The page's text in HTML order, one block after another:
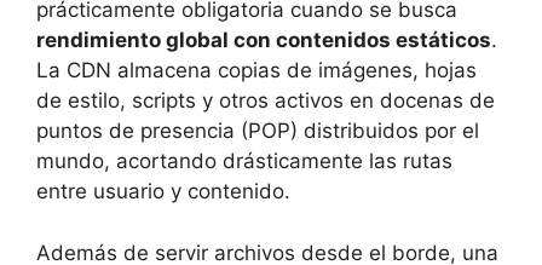
prácticamente obligatoria cuando se busca
rendimiento global con contenidos estáticos.
La CDN almacena copias de imágenes, hojas
de estilo, scripts y otros activos en docenas de
puntos de presencia (POP) distribuidos por el
mundo, acortando drásticamente las rutas
entre usuario y contenido.
Además de servir archivos desde el borde, una